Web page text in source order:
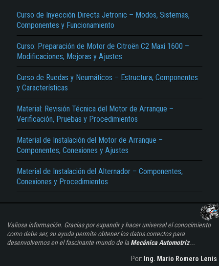
Curso de Inyección Directa Jetronic – Modos, Sistemas,
Componentes y Funcionamiento
Curso: Preparación de Motor de Citroën C2 Maxi 1600 –
Modificaciones, Mejoras y Ajustes
Curso de Ruedas y Neumáticos – Estructura, Componentes
y Características
Material: Revisión Técnica del Motor de Arranque –
Verificación, Pruebas y Procedimientos
Material de Instalación del Motor de Arranque –
Componentes, Conexiones y Ajustes
Material de Instalación del Alternador – Componentes,
Conexiones y Procedimientos
Valiosa información. Gracias por expandir y hacer universal el conocimiento
como debe ser, su ayuda permite obtener los datos correctos para
desenvolvernos en el fascinante mundo de la Mecánica Automotriz...
Por: Ing. Mario Romero Lenis